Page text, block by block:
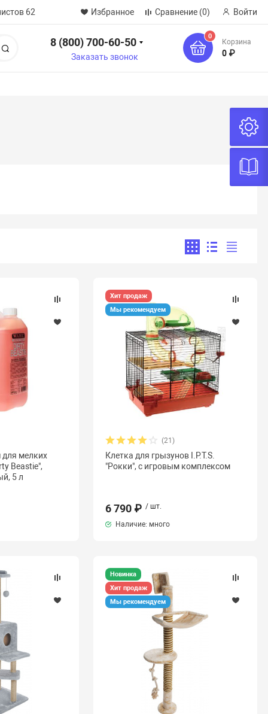
62 Избранное Сравнение (0) Войти
8 (800) 700-60-50
Заказать звонок
0
Корзина
0 ₽
мелких
Beastie",
5 л
Хит продаж
Мы рекомендуем
(21)
Клетка для грызунов I.P.T.S.
"Рокки", с игровым комплексом
6 790 ₽ / шт.
Наличие: много
Новинка
Хит продаж
Мы рекомендуем